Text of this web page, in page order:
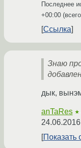
Последнее
+00:00 (всего
Ссылка
Знаю
дык,
anTaRes
Показать